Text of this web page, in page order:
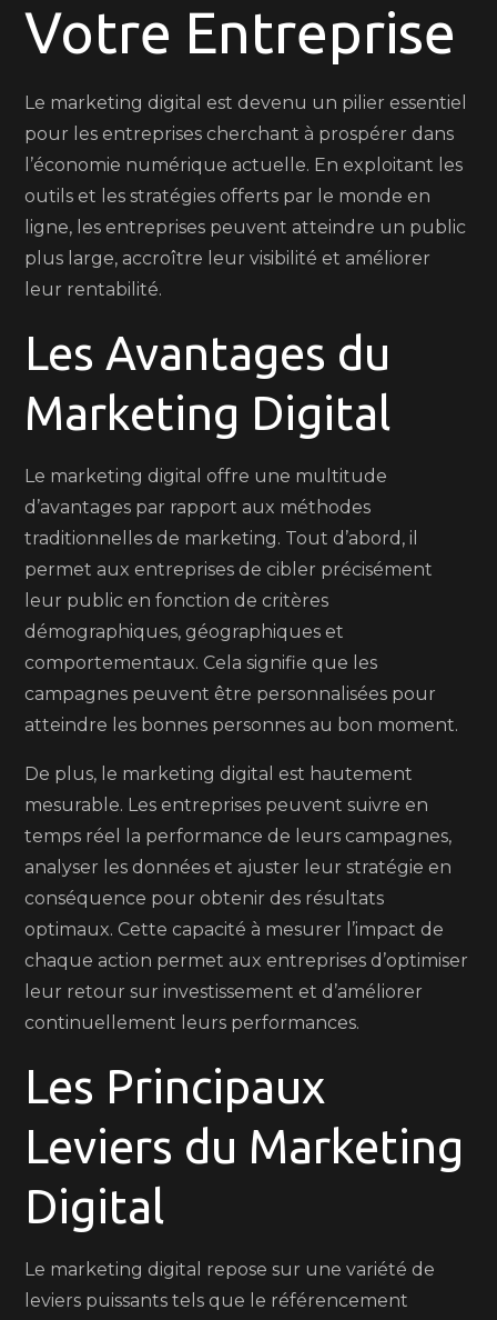
Votre Entreprise
Le marketing digital est devenu un pilier essentiel
pour les entreprises cherchant à prospérer dans
l’économie numérique actuelle. En exploitant les
outils et les stratégies offerts par le monde en
ligne, les entreprises peuvent atteindre un public
plus large, accroître leur visibilité et améliorer
leur rentabilité.
Les Avantages du
Marketing Digital
Le marketing digital offre une multitude
d’avantages par rapport aux méthodes
traditionnelles de marketing. Tout d’abord, il
permet aux entreprises de cibler précisément
leur public en fonction de critères
démographiques, géographiques et
comportementaux. Cela signifie que les
campagnes peuvent être personnalisées pour
atteindre les bonnes personnes au bon moment.
De plus, le marketing digital est hautement
mesurable. Les entreprises peuvent suivre en
temps réel la performance de leurs campagnes,
analyser les données et ajuster leur stratégie en
conséquence pour obtenir des résultats
optimaux. Cette capacité à mesurer l’impact de
chaque action permet aux entreprises d’optimiser
leur retour sur investissement et d’améliorer
continuellement leurs performances.
Les Principaux
Leviers du Marketing
Digital
Le marketing digital repose sur une variété de
leviers puissants tels que le référencement